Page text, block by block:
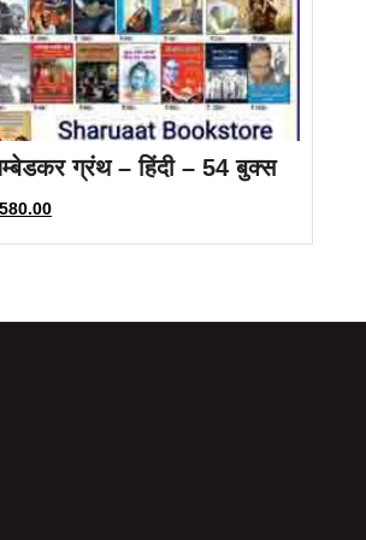
ग्रंथ – हिंदी – 54 बुक्स
Current
is: